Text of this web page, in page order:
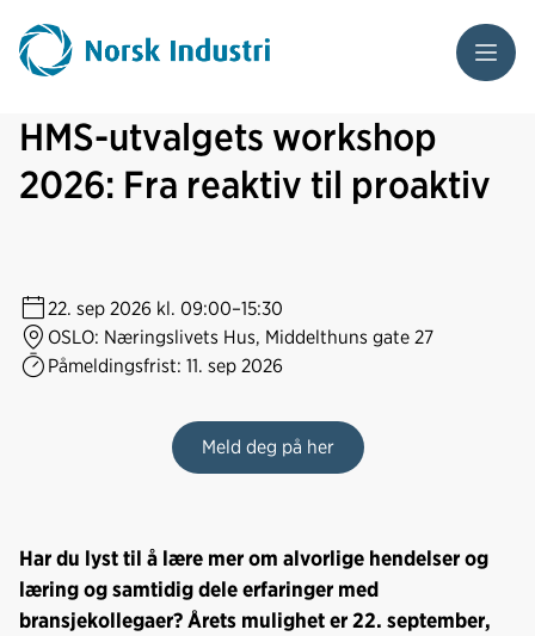
Meny
HMS-utvalgets workshop
2026: Fra reaktiv til proaktiv
22. sep 2026 kl. 09:00–15:30
OSLO: Næringslivets Hus, Middelthuns gate 27
Påmeldingsfrist: 11. sep 2026
Meld deg på her
Har du lyst til å lære mer om alvorlige hendelser og
læring og samtidig dele erfaringer med
bransjekollegaer? Årets mulighet er 22. september,